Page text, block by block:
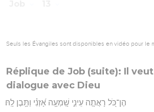
Seuls les Évangiles sont disponibles en vidéo pour le
Réplique de Job (suite): Il
dialogue avec Dieu
הֶן־כֹּ֭ל רָאֲתָ֣ה עֵינִ֑י שָֽׁמְעָ֥ה אָ֝זְנִ֗י וַתָּ֥בֶן לָֽהּ׃